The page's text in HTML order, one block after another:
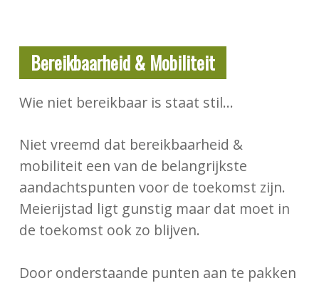
Bereikbaarheid & Mobiliteit
Wie niet bereikbaar is staat stil…
Niet vreemd dat bereikbaarheid &
mobiliteit een van de belangrijkste
aandachtspunten voor de toekomst zijn.
Meierijstad ligt gunstig maar dat moet in
de toekomst ook zo blijven.
Door onderstaande punten aan te pakken